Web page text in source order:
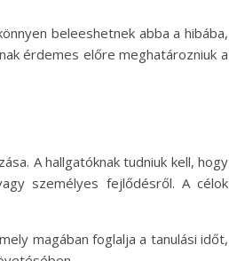
beleeshetnek abba a hibába,
érdemes előre meghatározniuk a
A hallgatóknak tudniuk kell, hogy
személyes fejlődésről. A célok
magában foglalja a tanulási időt,